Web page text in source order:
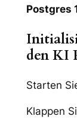
Postgres
den KI
Starten
Klappen